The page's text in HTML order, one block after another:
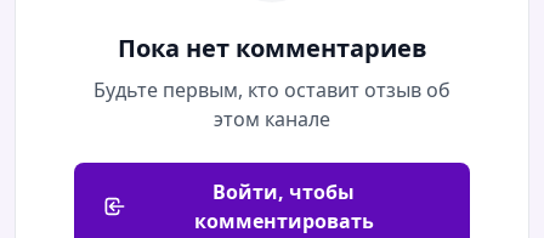
Пока нет комментариев
Будьте первым, кто оставит отзыв об
этом канале
Войти, чтобы
комментировать